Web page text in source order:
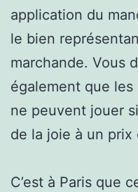
application du
le bien
marchande. Vous
également que les
ne peuvent jouer
de la joie à un prix
C’est à Paris que